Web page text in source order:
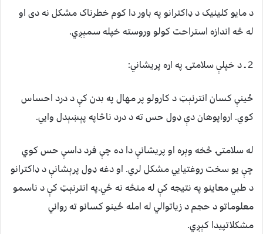
د مايو کلينيک د ډاکترانو په باور دا کوم خطرناک مشکل نه دى او
له څه اندازه استراحت کولو وروسته خپله سمېږي.
2 ـ د خپلې سلامتۍ په اړه پريشاني:
ځينې کسان انترنېټ د کارولو پر مهال په بدن کې د درد احساس
کوي. ارواپوهان دې ډول حس ته د درد ناڅاپه پېښېدل وايي.
له سلامتۍ څخه وېره او پريشانې دا ده چې فرد داسې حس کوي
چې يو سخت روغتيايي مشکل لري. او دغه ډول پرېشانې د ډاکترانو
د طبي معاینو په نتيجه کې له منځه نه ځي.په انترنېټ کې د ناسمو
معلوماتو د حجم د زياتوالي له امله ځينو کسانو ته رواني
مشکلاتپیدا کېږي.